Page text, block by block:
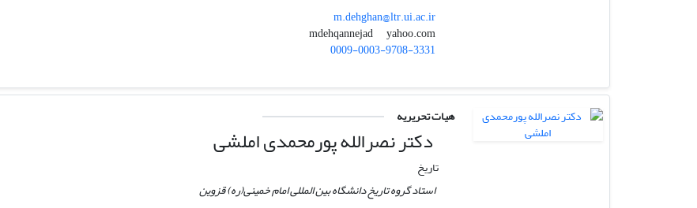
m.dehghan@ltr.ui.ac.ir
yahoo.com
0009-0003-9708-3331
هیات تحریریه
دکتر نصرالله پورمحمدی املشی
تاریخ
استاد گروه تاریخ دانشگاه بین المللی امام خمینی(ره) قزوین